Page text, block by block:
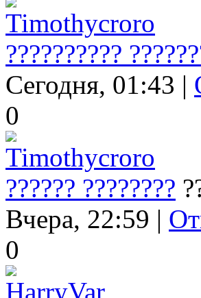
Timothycroro
??????????
Сегодня, 01:43 |
0
Timothycroro
?????? ????????
Вчера, 22:59 |
0
HarryVar